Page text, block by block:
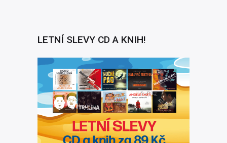
LETNÍ SLEVY CD A KNIH!